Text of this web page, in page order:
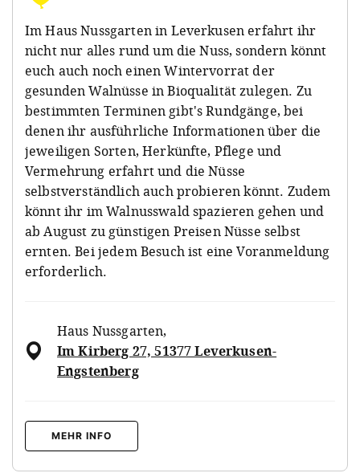
Im Haus Nussgarten in Leverkusen erfahrt ihr
nicht nur alles rund um die Nuss, sondern könnt
euch auch noch einen Wintervorrat der
gesunden Walnüsse in Bioqualität zulegen. Zu
bestimmten Terminen gibt's Rundgänge, bei
denen ihr ausführliche Informationen über die
jeweiligen Sorten, Herkünfte, Pflege und
Vermehrung erfahrt und die Nüsse
selbstverständlich auch probieren könnt. Zudem
könnt ihr im Walnusswald spazieren gehen und
ab August zu günstigen Preisen Nüsse selbst
ernten. Bei jedem Besuch ist eine Voranmeldung
erforderlich.
Haus Nussgarten,
Im Kirberg 27, 51377 Leverkusen-
Engstenberg
MEHR INFO